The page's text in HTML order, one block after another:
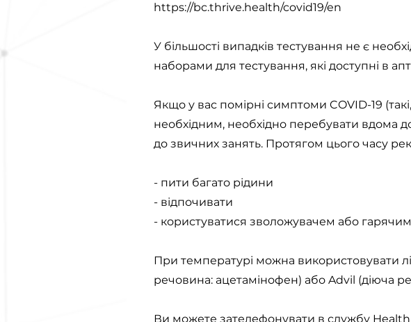
https://bc.thrive.health/covid19/en
У більшості випадків тестування не є
наборами для тестування, які доступні в
Якщо у вас помірні симптоми COVID-19
необхідним, необхідно перебувати вдома
до звичних занять. Протягом цього часу
- пити багато рідини
- відпочивати
- користуватися зволожувачем або
При температурі можна використовувати
речовина: ацетамінофен) або Advil (діюча
Ви можете зателефонувати в службу